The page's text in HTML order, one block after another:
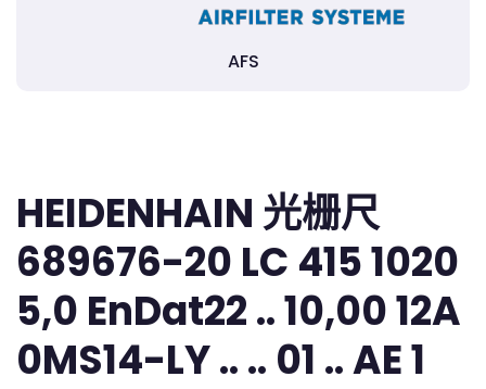
AFS
HEIDENHAIN 光栅尺
689676-20 LC 415 1020
5,0 EnDat22 .. 10,00 12A
0MS14-LY .. .. 01 .. AE 1